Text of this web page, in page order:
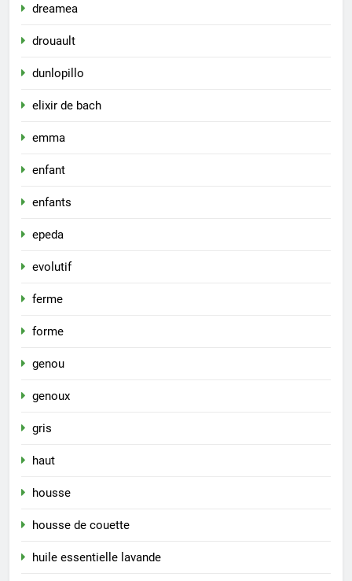
dreamea
drouault
dunlopillo
elixir de bach
emma
enfant
enfants
epeda
evolutif
ferme
forme
genou
genoux
gris
haut
housse
housse de couette
huile essentielle lavande